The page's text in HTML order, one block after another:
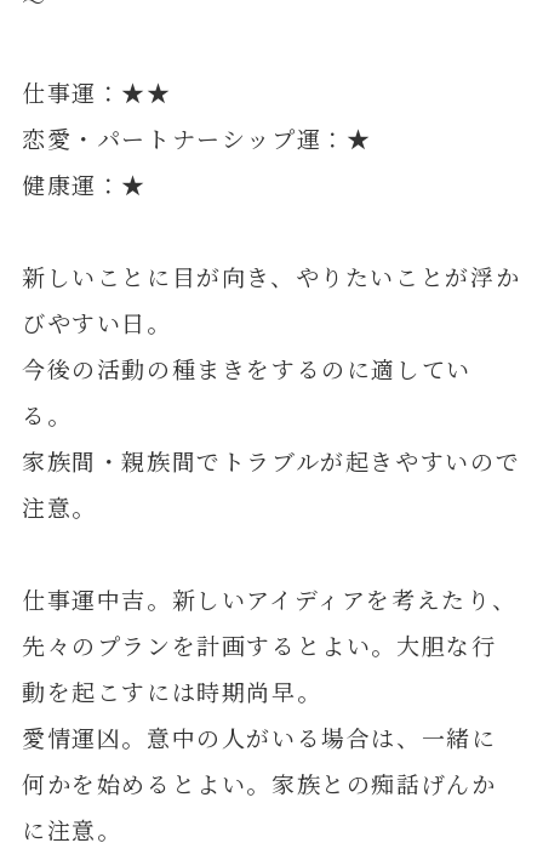
仕事運：★★
恋愛・パートナーシップ運：★
健康運：★
新しいことに目が向き、やりたいことが浮か
びやすい日。
今後の活動の種まきをするのに適してい
る。
家族間・親族間でトラブルが起きやすいので
注意。
仕事運中吉。新しいアイディアを考えたり、
先々のプランを計画するとよい。大胆な行
動を起こすには時期尚早。
愛情運凶。意中の人がいる場合は、一緒に
何かを始めるとよい。家族との痴話げんか
に注意。